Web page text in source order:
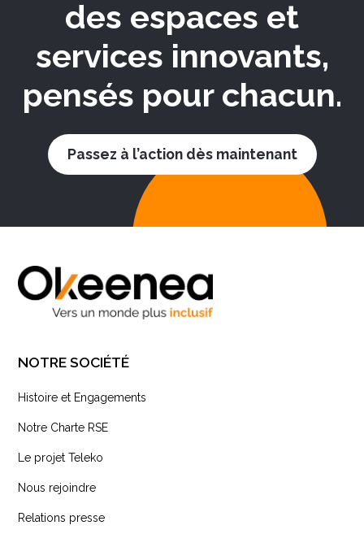
des espaces et
services innovants,
pensés pour chacun.
Passez à l’action dès maintenant
NOTRE SOCIÉTÉ
Histoire et Engagements
Notre Charte RSE
Le projet Teleko
Nous rejoindre
Relations presse